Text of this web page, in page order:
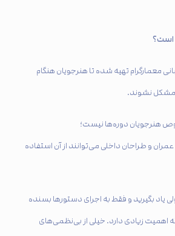
است؟
معمارگرام تهیه شده تا هنرجویان هنگام
مشکل نشوند.
هنرجویان دوره‌ها نیست؛
و طراحان داخلی می‌توانند از آن استفاده
یاد بگیرید و فقط به اجرای دستورها بسنده
اهمیت زیادی دارد. خیلی از بی‌نظمی‌های